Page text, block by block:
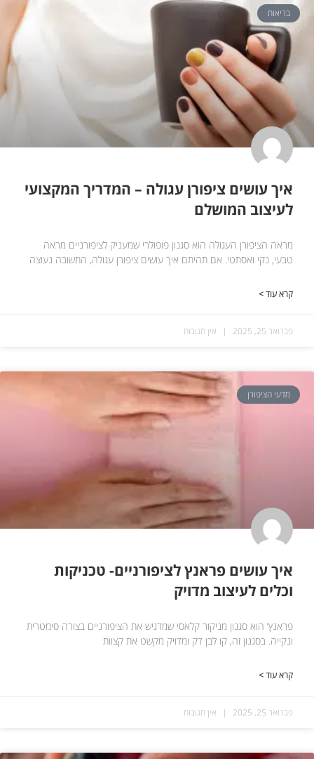
בריאות
איך עושים ציפורן עגולה – המדריך המקצועי
לעיצוב המושלם
מראה הציפורן העגולה הוא סגנון פופולרי שמעניק לציפורניים מראה
טבעי, נקי ואסתטי. אם תהיתם איך עושים ציפורן עגולה, התשובה נעוצה
קרא עוד >
פברואר 25, 2025 אין תגובות
מדעי הציפורן
איך עושים פראנץ לציפורניים- טכניקות
וכלים לעיצוב מדויק
פראנץ’ הוא סגנון מניקור קלאסי שמדגיש את הציפורניים בצורה סימטרית
ונקייה. בסגנון זה, קו לבן דק ומדויק מקשט את קצוות
קרא עוד >
פברואר 25, 2025 אין תגובות